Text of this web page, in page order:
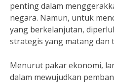
penting dalam
negara. Namun, untuk
yang berkelanjutan,
strategis yang matang dan
Menurut pakar ekonomi,
dalam mewujudkan